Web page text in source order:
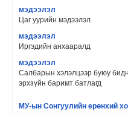
мэдээлэл
Цаг уурийн мэдээлэл
мэдээлэл
Иргэдийн анхааралд
мэдээлэл
Салбарын хэлэлцээр буюу
эрхзүйн баримт батлагд
МУ-ын Сонгуулийн ерөнхий